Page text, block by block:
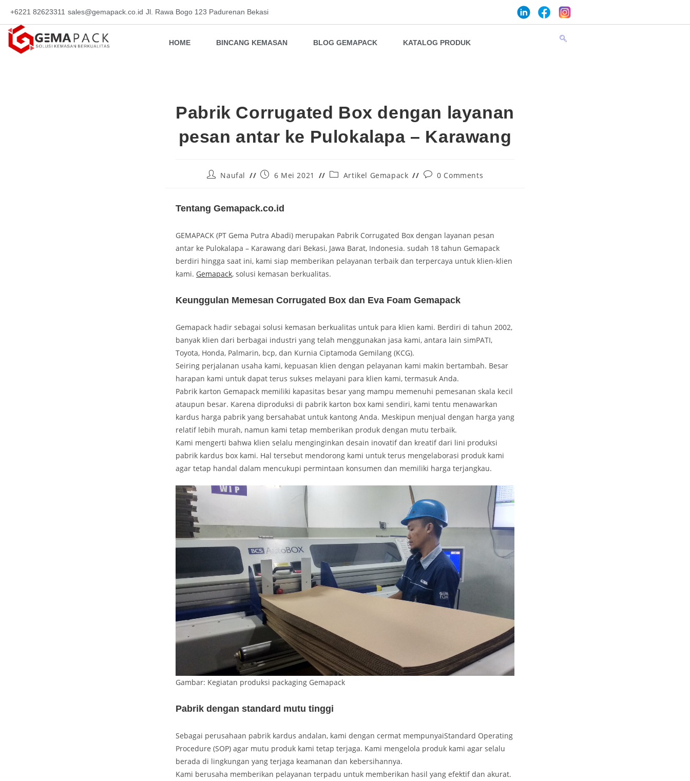
+6221 82623311 sales@gemapack.co.id Jl. Rawa Bogo 123 Padurenan Bekasi
HOME BINCANG KEMASAN BLOG GEMAPACK KATALOG PRODUK
Pabrik Corrugated Box dengan layanan
pesan antar ke Pulokalapa – Karawang
Naufal 6 Mei 2021 Artikel Gemapack 0 Comments
Tentang Gemapack.co.id
GEMAPACK (PT Gema Putra Abadi) merupakan Pabrik Corrugated Box dengan layanan pesan
antar ke Pulokalapa – Karawang dari Bekasi, Jawa Barat, Indonesia. sudah 18 tahun Gemapack
berdiri hingga saat ini, kami siap memberikan pelayanan terbaik dan terpercaya untuk klien-klien
kami. Gemapack, solusi kemasan berkualitas.
Keunggulan Memesan Corrugated Box dan Eva Foam Gemapack
Gemapack hadir sebagai solusi kemasan berkualitas untuk para klien kami. Berdiri di tahun 2002,
banyak klien dari berbagai industri yang telah menggunakan jasa kami, antara lain simPATI,
Toyota, Honda, Palmarin, bcp, dan Kurnia Ciptamoda Gemilang (KCG).
Seiring perjalanan usaha kami, kepuasan klien dengan pelayanan kami makin bertambah. Besar
harapan kami untuk dapat terus sukses melayani para klien kami, termasuk Anda.
Pabrik karton Gemapack memiliki kapasitas besar yang mampu memenuhi pemesanan skala kecil
ataupun besar. Karena diproduksi di pabrik karton box kami sendiri, kami tentu menawarkan
kardus harga pabrik yang bersahabat untuk kantong Anda. Meskipun menjual dengan harga yang
relatif lebih murah, namun kami tetap memberikan produk dengan mutu terbaik.
Kami mengerti bahwa klien selalu menginginkan desain inovatif dan kreatif dari lini produksi
pabrik kardus box kami. Hal tersebut mendorong kami untuk terus mengelaborasi produk kami
agar tetap handal dalam mencukupi permintaan konsumen dan memiliki harga terjangkau.
Gambar: Kegiatan produksi packaging Gemapack
Pabrik dengan standard mutu tinggi
Sebagai perusahaan pabrik kardus andalan, kami dengan cermat mempunyaiStandard Operating
Procedure (SOP) agar mutu produk kami tetap terjaga. Kami mengelola produk kami agar selalu
berada di lingkungan yang terjaga keamanan dan kebersihannya.
Kami berusaha memberikan pelayanan terpadu untuk memberikan hasil yang efektif dan akurat.